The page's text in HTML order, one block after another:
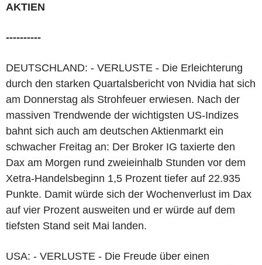
AKTIEN
----------
DEUTSCHLAND: - VERLUSTE - Die Erleichterung
durch den starken Quartalsbericht von Nvidia hat sich
am Donnerstag als Strohfeuer erwiesen. Nach der
massiven Trendwende der wichtigsten US-Indizes
bahnt sich auch am deutschen Aktienmarkt ein
schwacher Freitag an: Der Broker IG taxierte den
Dax am Morgen rund zweieinhalb Stunden vor dem
Xetra-Handelsbeginn 1,5 Prozent tiefer auf 22.935
Punkte. Damit würde sich der Wochenverlust im Dax
auf vier Prozent ausweiten und er würde auf dem
tiefsten Stand seit Mai landen.
USA: - VERLUSTE - Die Freude über einen